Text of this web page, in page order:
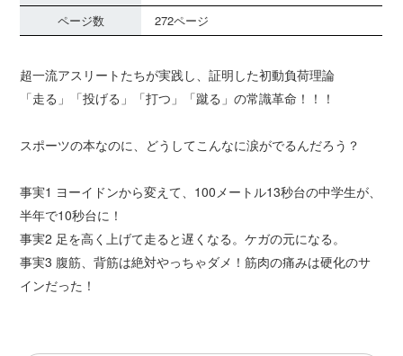
ページ数
272ページ
超一流アスリートたちが実践し、証明した初動負荷理論
「走る」「投げる」「打つ」「蹴る」の常識革命！！！
スポーツの本なのに、どうしてこんなに涙がでるんだろう？
事実1 ヨーイドンから変えて、100メートル13秒台の中学生が、
半年で10秒台に！
事実2 足を高く上げて走ると遅くなる。ケガの元になる。
事実3 腹筋、背筋は絶対やっちゃダメ！筋肉の痛みは硬化のサ
インだった！